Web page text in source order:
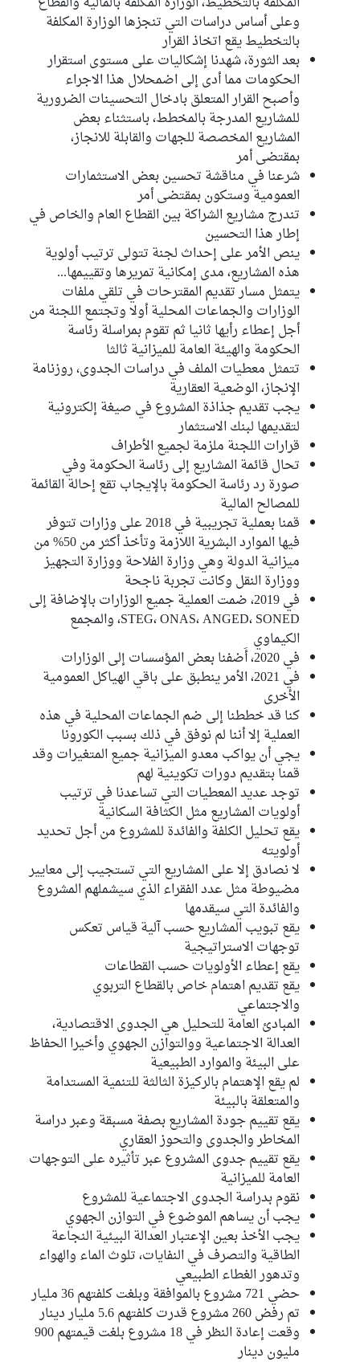
وعلى أساس دراسات التي تنجزها الوزارة المكلفة
بالتخطيط يقع اتخاذ القرار
بعد الثورة، شهدنا إشكاليات على مستوى استقرار
الحكومات مما أدى إلى اضمحلال هذا الاجراء
وأصبح القرار المتعلق بادخال التحسينات الضرورية
للمشاريع المدرجة بالمخطط، باستثناء بعض
المشاريع المخصصة للجهات والقابلة للانجاز،
بمقتضى أمر
شرعنا في مناقشة تحسين بعض الاستثمارات
العمومية وستكون بمقتضى أمر
تندرج مشاريع الشراكة بين القطاع العام والخاص في
إطار هذا التحسين
ينص الأمر على إحداث لجنة تتولى ترتيب أولوية
هذه المشاريع، مدى إمكانية تمريرها وتقييمها...
يتمثل مسار تقديم المقترحات في تلقي ملفات
الوزارات والجماعات المحلية أولا وتجتمع اللجنة من
أجل إعطاء رأيها ثانيا ثم تقوم بمراسلة رئاسة
الحكومة والهيئة العامة للميزانية ثالثا
تتمثل معطيات الملف في دراسات الجدوى، روزنامة
الإنجاز، الوضعية العقارية
يجب تقديم جذاذة المشروع في صيغة إلكترونية
لتقديمها لبنك الاستثمار
قرارات اللجنة ملزمة لجميع الأطراف
تحال قائمة المشاريع إلى رئاسة الحكومة وفي
صورة رد رئاسة الحكومة بالإيجاب تقع إحالة القائمة
للمصالح المالية
قمنا بعملية تجريبية في 2018 على وزارات تتوفر
فيها الموارد البشرية اللازمة وتأخذ أكثر من 50% من
ميزانية الدولة وهي وزارة الفلاحة ووزارة التجهيز
ووزارة النقل وكانت تجربة ناجحة
في 2019، ضمت العملية جميع الوزارات بالإضافة إلى
STEG، ONAS، ANGED، SONED، والمجمع
الكيماوي
في 2020، أَضفنا بعض المؤسسات إلى الوزارات
في 2021، الأمر ينطبق على باقي الهياكل العمومية
الأخرى
كنا قد خططنا إلى ضم الجماعات المحلية في هذه
العملية إلا أننا لم نوفق في ذلك بسبب الكورونا
يجي أن يواكب معدو الميزانية جميع المتغيرات وقد
قمنا بتقديم دورات تكوينية لهم
توجد عديد المعطيات التي تساعدنا في ترتيب
أولويات المشاريع مثل الكثافة السكانية
يقع تحليل الكلفة والفائدة للمشروع من أجل تحديد
أولويته
لا نصادق إلا على المشاريع التي تستجيب إلى معايير
مضيوطة مثل عدد الفقراء الذي سيشملهم المشروع
والفائدة التي سيقدمها
يقع تبويب المشاريع حسب آلية قياس تعكس
توجهات الاستراتيجية
يقع إعطاء الأولويات حسب القطاعات
يقع تقديم اهتمام خاص بالقطاع التربوي
والاجتماعي
المبادئ العامة للتحليل هي الجدوى الاقتصادية،
العدالة الاجتماعية ووالتوازن الجهوي وأخيرا الحفاظ
على البيئة والموارد الطبيعية
لم يقع الإهتمام بالركيزة الثالثة للتنمية المستدامة
والمتعلقة بالبيئة
يقع تقييم جودة المشاريع بصفة مسبقة وعبر دراسة
المخاطر والجدوى والتحوز العقاري
يقع تقييم جدوى المشروع عبر تأثيره على التوجهات
العامة للميزانية
نقوم بدراسة الجدوى الاجتماعية للمشروع
يجب أن يساهم الموضوع في التوازن الجهوي
يجب الأخذ بعين الإعتبار العدالة البيئية النجاعة
الطاقية والتصرف في النفايات، تلوث الماء والهواء
وتدهور الغطاء الطبيعي
حضي 721 مشروع بالموافقة وبلغت كلفتهم 36 مليار
تم رفض 260 مشروع قدرت كلفتهم 5.6 مليار دينار
وقعت إعادة النظر في 18 مشروع بلغت قيمتهم 900
مليون دينار